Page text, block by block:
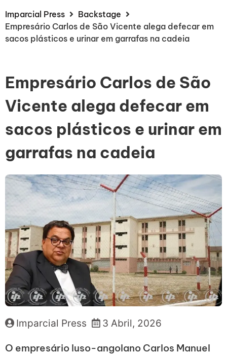
Imparcial Press
Backstage
Empresário Carlos de São Vicente alega defecar em
sacos plásticos e urinar em garrafas na cadeia
Empresário Carlos de São
Vicente alega defecar em
sacos plásticos e urinar em
garrafas na cadeia
Imparcial Press 3 Abril, 2026
O empresário luso-angolano Carlos Manuel